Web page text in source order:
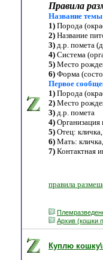
Правила
Название темы
1) Порода
2) Название
3) д.р. помета
4) Система
5) Место
6) Форма
Первое
1) Порода
2) Место
3) д.р. помета
4) Организация
5) Отец:
6) Мать:
7) Контактная
правила
Архив (кошки
Куплю